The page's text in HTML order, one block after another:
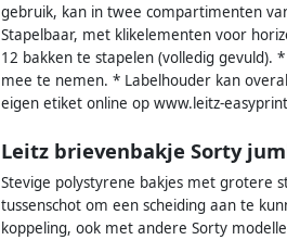
gebruik, kan in twee compartimenten
Stapelbaar, met klikelementen voor
12 bakken te stapelen (volledig
mee te nemen. * Labelhouder kan
eigen etiket online op www.leitz-
Leitz brievenbakje Sorty
Stevige polystyrene bakjes met grotere
tussenschot om een scheiding aan te
koppeling, ook met andere Sorty